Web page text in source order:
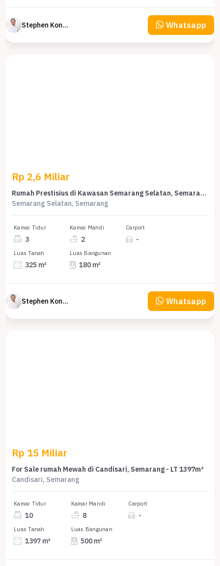
Stephen Konsultan Properti Whatsapp
Rp 2,6 Miliar
Rumah Prestisius di Kawasan Semarang Selatan, Semarang, LB 180m², Harga 2,6 Miliar
Semarang Selatan, Semarang
Kamar Tidur
3
Kamar Mandi
2
Carport
-
Luas Tanah
325 m²
Luas Bangunan
180 m²
Stephen Konsultan Properti Whatsapp
Rp 15 Miliar
For Sale rumah Mewah di Candisari, Semarang - LT 1397m²
Candisari, Semarang
Kamar Tidur
10
Kamar Mandi
8
Carport
-
Luas Tanah
1397 m²
Luas Bangunan
500 m²